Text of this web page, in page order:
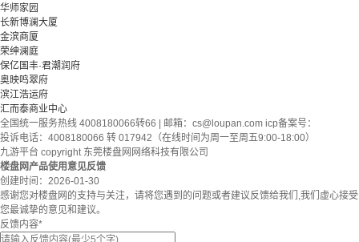
华师家园
长新博澜大厦
金滨商厦
荣绅澜庭
保亿国丰·君潮润府
奥映鸣翠府
滨江浩运府
汇而泰商业中心
全国统一服务热线 4008180066转66 | 邮箱： cs@loupan.com icp备案号：
投诉电话：4008180066 转 017942（在线时间为周一至周五9:00-18:00）
九游平台 copyright 东莞楼盘网网络科技有限公司
楼盘网产品使用意见反馈
创建时间： 2026-01-30
感谢您对楼盘网的支持与关注，请将您遇到的问题或者建议反馈给我们,我们虚心接受
您最诚挚的意见和建议。
反馈内容*